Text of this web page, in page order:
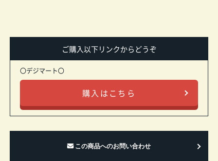
ご購入以下リンクからどうぞ
〇デジマート〇
購入はこちら